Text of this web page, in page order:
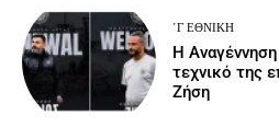
΄Γ ΕΘΝΙΚΉ
Η
τεχνικό της
Ζήση